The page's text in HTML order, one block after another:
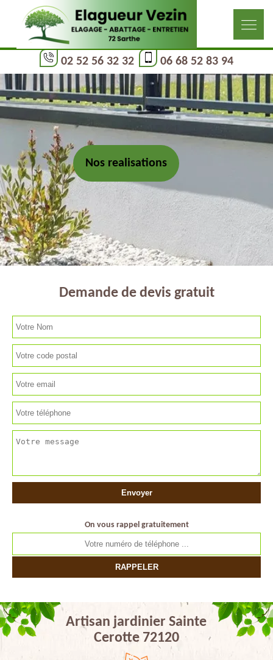
02 52 56 32 32 06 68 52 83 94
Nos realisations
Demande de devis gratuit
On vous rappel gratuitement
Artisan jardinier Sainte
Cerotte 72120